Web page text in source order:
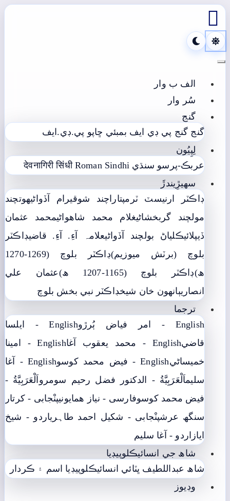

Toggle navigation
الف ب وار
سُر وار
گنج
گنج گنج پي ڊي ايف بمبئي ڇاپو پي.ڊي.ايف
لِپِيُون
عربڪ-پرسو سنڌي
देवनागिरी सिंधी Roman Sindhi
سھيڙِيندڙَ
ڊاڪٽر ارنيسٽ ٽرمپتاراچند شوقيرام آڏواڻيھوتچند
مولچند گربخشاڻيغلام محمد شاھواڻيمحمد عثمان
ڏيپلائيڪلياڻ بولچند آڏواڻيعلامہ آءِ. آءِ. قاضيڊاڪٽر
بلوچ (برٽش ميوزيم)
ڊاڪٽر بلوچ (1269-1270
ھ)ڊاڪٽر بلوچ (1165-1207 ھ)
عثمان علي
انصاريٻانهون خان شيخڊاڪٽر نبي بخش بلوچ
ترجما
English - امر فياض ٻُرڙو
English - ايلسا
قاضيEnglish - محمد يعقوب آغا
English - امينا
خميساڻيEnglish - فيض محمد کوسو
English - آغا
سليماَلْعَرَبِيَّةُ - الدکتور فضل رحیم سومرو اَلْعَرَبِيَّةُ -
فيض محمد کوسوفارسی - نياز ھمايونيپنْجابی - کرتار
سنگھ عرشپنْجابی - شکیل احمد طاہریاردو - شيخ
اياز اردو - آغا سليم
شاھ جي انسائيڪلوپيڊيا
شاھ عبداللطيف ڀٽائي انسائيڪلوپيڊيا اسم ۽ ڪردار
وڊيوز